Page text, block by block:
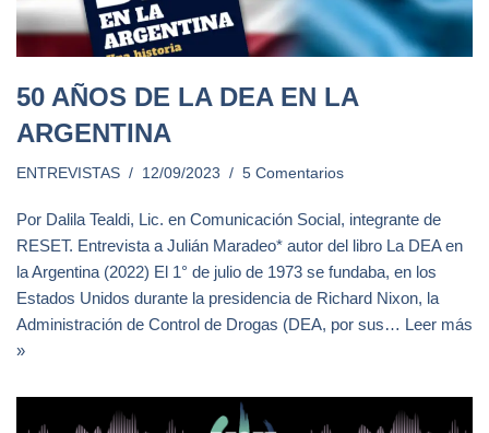
50 AÑOS DE LA DEA EN LA
ARGENTINA
ENTREVISTAS 12/09/2023 5 Comentarios
Por Dalila Tealdi, Lic. en Comunicación Social, integrante de
RESET. Entrevista a Julián Maradeo* autor del libro La DEA en
la Argentina (2022) El 1° de julio de 1973 se fundaba, en los
Estados Unidos durante la presidencia de Richard Nixon, la
Administración de Control de Drogas (DEA, por sus… Leer más
»